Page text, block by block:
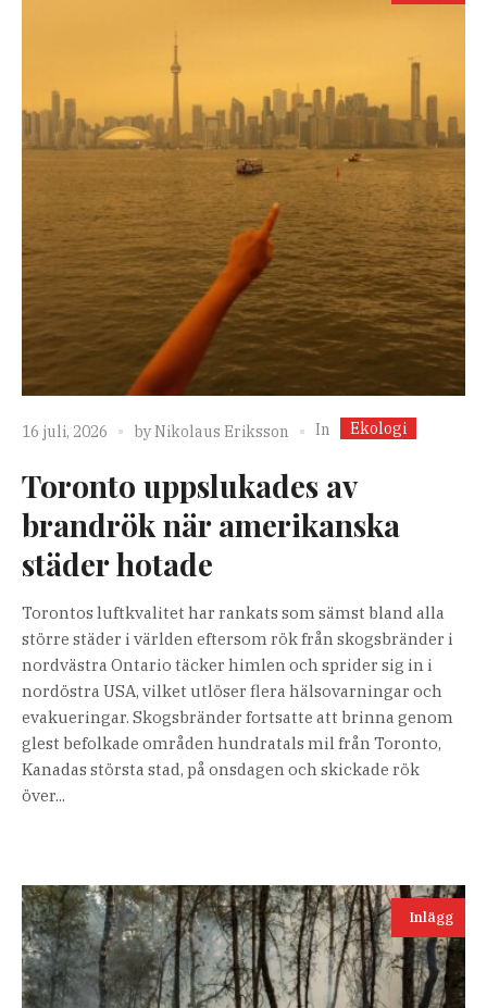
16 juli, 2026 byNikolaus Eriksson In Ekologi
Toronto uppslukades av
brandrök när amerikanska
städer hotade
Torontos luftkvalitet har rankats som sämst bland alla
större städer i världen eftersom rök från skogsbränder i
nordvästra Ontario täcker himlen och sprider sig in i
nordöstra USA, vilket utlöser flera hälsovarningar och
evakueringar. Skogsbränder fortsatte att brinna genom
glest befolkade områden hundratals mil från Toronto,
Kanadas största stad, på onsdagen och skickade rök
över...
Inlägg